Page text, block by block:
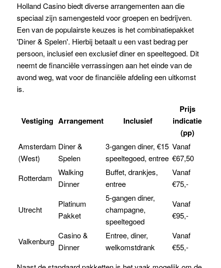
Holland Casino biedt diverse arrangementen aan die
speciaal zijn samengesteld voor groepen en bedrijven.
Een van de populairste keuzes is het combinatiepakket
'Diner & Spelen'. Hierbij betaalt u een vast bedrag per
persoon, inclusief een exclusief diner en speeltegoed. Dit
neemt de financiële verrassingen aan het einde van de
avond weg, wat voor de financiële afdeling een uitkomst
is.
Vestiging Arrangement Inclusief
Prijs
indicatie
(pp)
Amsterdam
(West)
Diner &
Spelen
3-gangen diner, €15
speeltegoed, entree
Vanaf
€67,50
Rotterdam
Walking
Dinner
Buffet, drankjes,
entree
Vanaf
€75,-
Utrecht
Platinum
Pakket
5-gangen diner,
champagne,
speeltegoed
Vanaf
€95,-
Valkenburg
Casino &
Dinner
Entree, diner,
welkomstdrank
Vanaf
€55,-